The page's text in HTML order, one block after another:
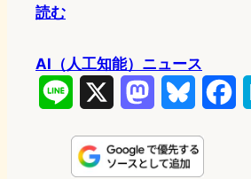
読む
AI（人工知能）ニュース
n
s
u